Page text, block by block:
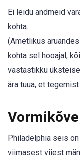
Ei leidu andmeid
kohta.
(Ametlikus
kohta sel hooajal;
vastastikku
ära tuua, et
Philadelphia seis
viimasest viiest